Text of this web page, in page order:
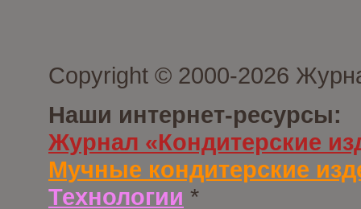
Copyright © 2000-2026
Наши интернет-ресурсы:
Журнал «Кондитерские
Мучные кондитерские
Технологии *